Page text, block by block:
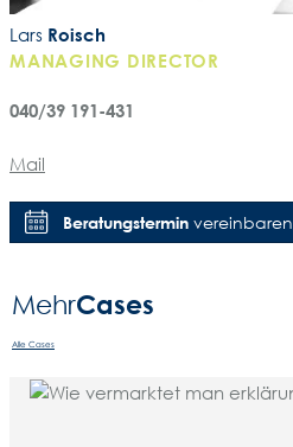
Lars Roisch
MANAGING DIRECTOR
040/39 191-431
Mail
Beratungsterminvereinbaren
Mehr­Cases
Alle Cases